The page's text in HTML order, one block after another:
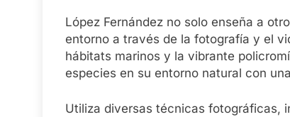
López Fernández no solo enseña a
entorno a través de la fotografía y el
hábitats marinos y la vibrante
especies en su entorno natural con
Utiliza diversas técnicas fotográficas,